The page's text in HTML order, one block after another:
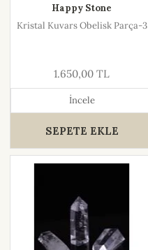
Happy Stone
Kristal Kuvars Obelisk Parça-3
1.650,00 TL
İncele
SEPETE EKLE